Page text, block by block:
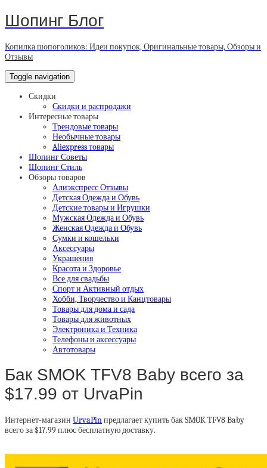
Шопинг Блог
Копилка шопоголиков: Идеи покупок, Оригинальные товары, Обзоры и
Отзывы
Toggle navigation
Скидки
Скидки и распродажи
Интересные товары
Трендовые товары
Необычные товары
Aliexpress товары
Шопинг Советы
Шопинг Стиль
Обзоры товаров
Алиэкспресс Отзывы
Детская Одежда и Обувь
Детские товары и Игрушки
Мужская Одежда и Обувь
Женская Одежда и Обувь
Сумки и кошельки
Аксессуары
Украшения
Красота и Здоровье
Все для свадьбы
Спорт и Активный отдых
Хобби, Творчество и Канцтовары
Товары для дома и сада
Товары для животных
Электроника и Техника
Телефоны и аксессуары
Автотовары
Бак SMOK TFV8 Baby всего за
$17.99 от UrvaPin
Интернет-магазин UrvaPinпредлагает купить бак SMOK TFV8 Baby
всего за $17.99 плюс бесплатную доставку.